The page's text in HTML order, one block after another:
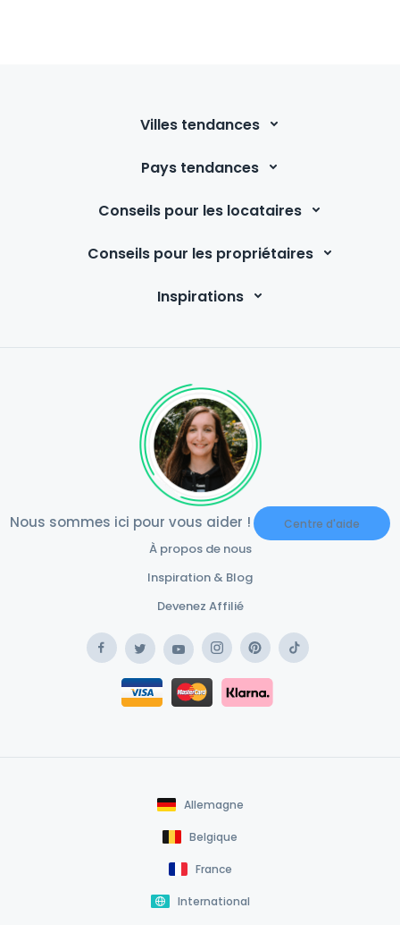
Villes tendances
Pays tendances
Conseils pour les locataires
Conseils pour les propriétaires
Inspirations
Nous sommes ici pour vous aider ! Centre d'aide
À propos de nous
Inspiration & Blog
Devenez Affilié
FacebookTwitterYouTubeInstagramPinterestTikTok
Safe Payment Card
Safe Payment Klarna
Allemagne
Belgique
France
International